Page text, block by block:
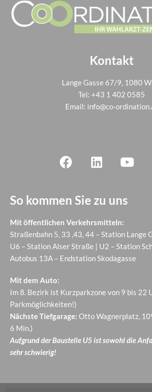
Kontakt
Lange Gasse 67/9, 1080
Tel: +43 1 402 0585
Email: info@co-
So kommen Sie zu uns
Mit öffentlichen Verkehrsmitteln:
Straßenbahn 5, 33 ,43, 44 – Station Lange
U6 – Station Alser Straße | U2 – Station
Autobus 13A – Endstation Skodagasse
Mit dem Auto:
Im 8. Bezirk ist Kurzparkzone von 9 bis 22
Parkmöglichkeiten!)
Nächste Tiefgarage: Otto Wagnerplatz,
6 Min.)
Aufgrund der Baustelle U5 ist sowohl die
sehr schwierig!